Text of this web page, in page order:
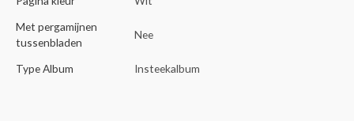
Met pergamijnen
tussenbladen
Nee
Type Album Insteekalbum